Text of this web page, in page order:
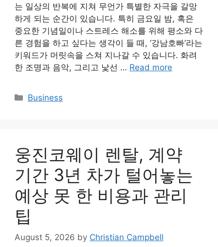
는 일상의 반복에 지쳐 무언가 특별한 자극을 갈망
하게 되는 순간이 있습니다. 특히 금요일 밤, 혹은
중요한 기념일이나 스트레스 해소를 위해 평소와 다
른 경험을 하고 싶다는 생각이 들 때, ‘강남호빠’라는
키워드가 머릿속을 스쳐 지나갈 수 있습니다. 화려
한 조명과 음악, 그리고 낯선 … Read more
Categories
Business
웅진코웨이 렌탈, 계약
기간 3년 차가 털어놓는
예상 못 한 비용과 관리
팁
August 5, 2026 by Christian Campbell